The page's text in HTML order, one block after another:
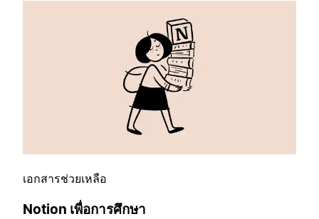
เอกสารช่วยเหลือ
Notion เพื่อการศึกษา